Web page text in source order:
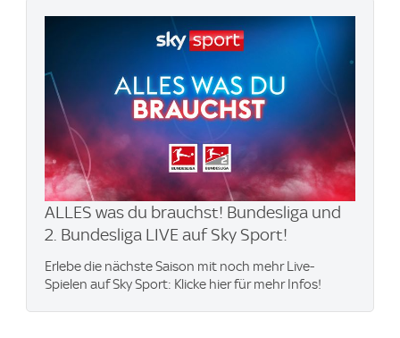
ALLES was du brauchst! Bundesliga und
2. Bundesliga LIVE auf Sky Sport!
Erlebe die nächste Saison mit noch mehr Live-
Spielen auf Sky Sport: Klicke hier für mehr Infos!